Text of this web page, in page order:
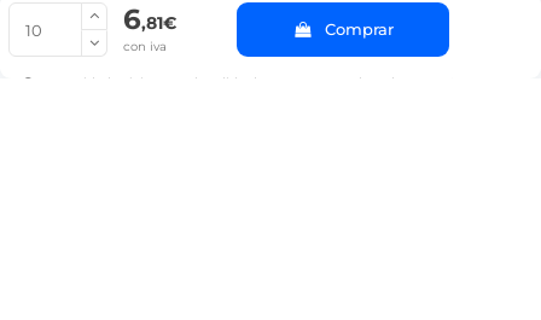
6,81€
con iva
Comprar
La cantidad mínima en el pedido de compra para el producto es 10.
© Copyright 2022 PepeBar.com |
Aviso legal y
Condiciones generales de compra |
Blog